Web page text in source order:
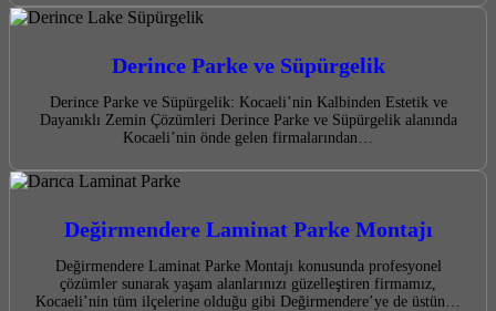
Derince Parke ve Süpürgelik
Derince Parke ve Süpürgelik: Kocaeli’nin Kalbinden Estetik ve
Dayanıklı Zemin Çözümleri Derince Parke ve Süpürgelik alanında
Kocaeli’nin önde gelen firmalarından…
Değirmendere Laminat Parke Montajı
Değirmendere Laminat Parke Montajı konusunda profesyonel
çözümler sunarak yaşam alanlarınızı güzelleştiren firmamız,
Kocaeli’nin tüm ilçelerine olduğu gibi Değirmendere’ye de üstün…